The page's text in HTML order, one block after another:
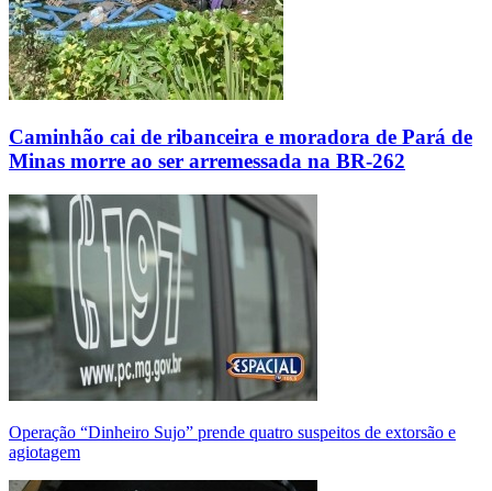
Caminhão cai de ribanceira e moradora de Pará de
Minas morre ao ser arremessada na BR-262
Operação “Dinheiro Sujo” prende quatro suspeitos de extorsão e
agiotagem